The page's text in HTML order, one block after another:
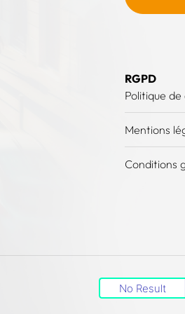
RGPD
Politique de
Mentions
Conditions
No Result